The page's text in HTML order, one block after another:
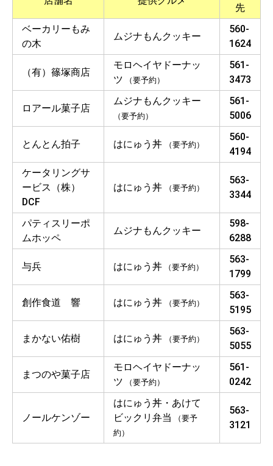
先
ベーカリーもみ
の木
ムジナもんクッキー
560-
1624
（有）篠塚商店
モロヘイヤドーナッ
ツ （要予約）
561-
3473
ロアール菓子店
ムジナもんクッキー
（要予約）
561-
5006
とんとん拍子 はにゅう丼 （要予約）
560-
4194
ケータリングサ
ービス（株）
DCF
はにゅう丼 （要予約）
563-
3344
パティスリーポ
ムホッペ
ムジナもんクッキー
598-
6288
与兵 はにゅう丼 （要予約）
563-
1799
創作食道 響 はにゅう丼 （要予約）
563-
5195
まかない佑樹 はにゅう丼 （要予約）
563-
5055
まつのや菓子店
モロヘイヤドーナッ
ツ （要予約）
561-
0242
ノールケンゾー
はにゅう丼・あけて
ビックリ弁当
（要予
約）
563-
3121